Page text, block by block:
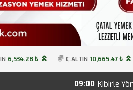
6,534.28 ₺ Ç.ALTIN 10,665.47 ₺
Kibirle Yönetim Olmaz! 08:52